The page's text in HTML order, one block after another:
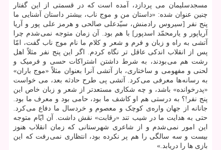
مسجدسلیمان می پردازد، آمده است که در قسمتی از این گفتار
چنین عنوان شده: «داستان من و موج ناب، بیشتر داستان آشنایی ما
پنج نفر [سیروس رادمنش، سیّدعلی صالحی و هرمز علی پور و آریا
آریاپور و یارمحمّد اسدپور] با هم بود. آن زمان متوجه نمی شدم چرا
آتشی به راه و زبان و فرم و شعر و کلام ما نام موج ناب گفت، امّا
پس از انقلاب اندکی عاقل تر نگاه کردم. اگر این پنج نفر مثلاً اهل
رشت هم می بودند، به شرط داشتن اشتراکات حسی و فرمیک و
لحنی و مفهومی و ساختاری، باز آتشی آنرا بعنوان مثلاً «موج باران»
به رسانه ها معرفی می کرد. آتشی پی طرح حادثه بعد، می خواست
«پدرخوانده» باشد، و چه شکاری مستعدتر از شعر و زبان خاص این
پنج نفر!؟ به درستی هم او کاشف ما بود، حامی بود و معرف ما بود.
جانانه از جهان واره‌ی کوچک و معصوم و خردسال ما دفاع می کرد.
حتی به هدایت ما در شیب تند «رقابت» نقش داشت. آن ایّام متوجه
این امور نمی شدم و از شاعری شهرستانی که زمان انقلاب هنوز
بیست و سه سالگی را هم پر نکرده بود، انتظاری نمی رفت که این
بازی ها را دریابد.»